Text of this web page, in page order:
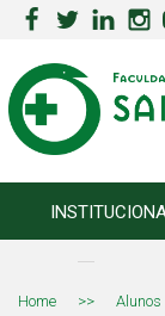
Home >>